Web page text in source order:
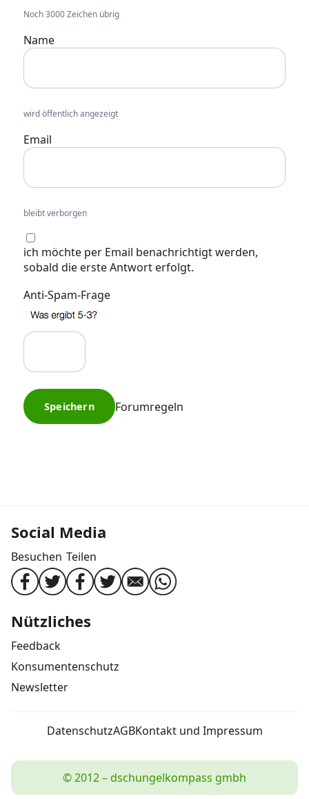
Noch 3000 Zeichen übrig
Name
wird öffentlich angezeigt
Email
bleibt verborgen
ich möchte per Email benachrichtigt werden,
sobald die erste Antwort erfolgt.
Anti-Spam-Frage
Speichern Forumregeln
Social Media
Besuchen Teilen
Nützliches
Feedback
Konsumentenschutz
Newsletter
DatenschutzAGBKontakt und Impressum
© 2012 – dschungelkompass gmbh